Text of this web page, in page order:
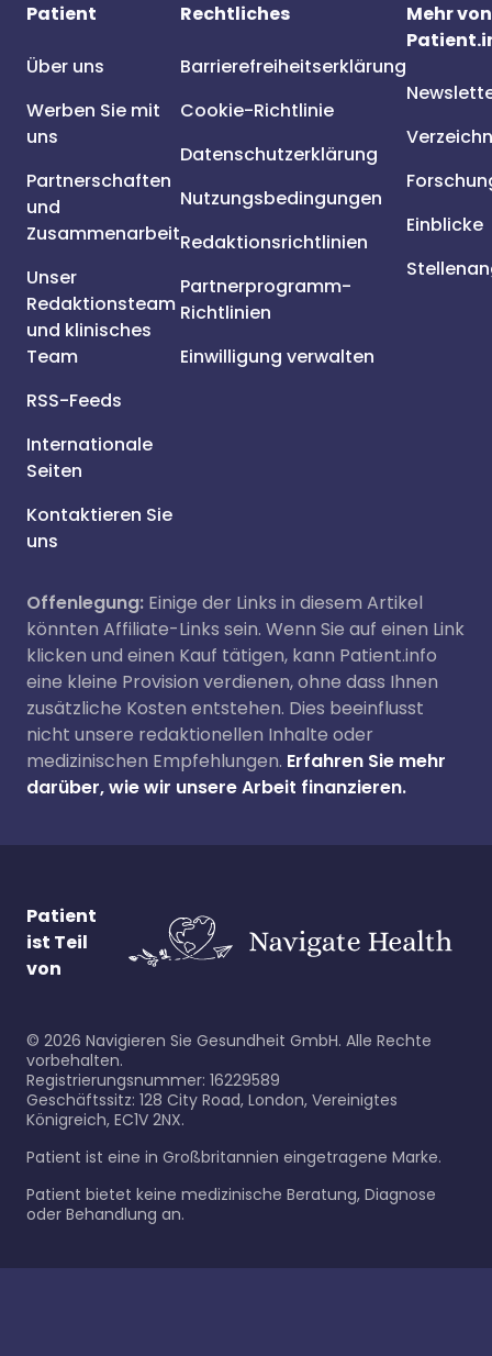
Patient
Über uns
Werben Sie mit
uns
Partnerschaften
und
Zusammenarbeit
Unser
Redaktionsteam
und klinisches
Team
RSS-Feeds
Internationale
Seiten
Kontaktieren Sie
uns
Rechtliches
Barrierefreiheitserklärung
Cookie-Richtlinie
Datenschutzerklärung
Nutzungsbedingungen
Redaktionsrichtlinien
Partnerprogramm-
Richtlinien
Einwilligung verwalten
Mehr von
Einblicke
Offenlegung: Einige der Links in diesem Artikel
könnten Affiliate-Links sein. Wenn Sie auf einen Link
klicken und einen Kauf tätigen, kann Patient.info
eine kleine Provision verdienen, ohne dass Ihnen
zusätzliche Kosten entstehen. Dies beeinflusst
nicht unsere redaktionellen Inhalte oder
medizinischen Empfehlungen. Erfahren Sie mehr
darüber, wie wir unsere Arbeit finanzieren.
Patient
ist Teil
von
© 2026 Navigieren Sie Gesundheit GmbH. Alle Rechte
vorbehalten.
Registrierungsnummer: 16229589
Geschäftssitz: 128 City Road, London, Vereinigtes
Königreich, EC1V 2NX.
Patient ist eine in Großbritannien eingetragene Marke.
Patient bietet keine medizinische Beratung, Diagnose
oder Behandlung an.